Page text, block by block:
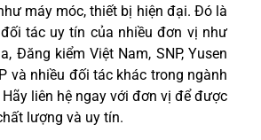
máy móc, thiết bị hiện đại. Đó là
tác uy tín của nhiều đơn vị như
Đăng kiểm Việt Nam, SNP, Yusen
và nhiều đối tác khác trong ngành
liên hệ ngay với đơn vị để được
lượng và uy tín.